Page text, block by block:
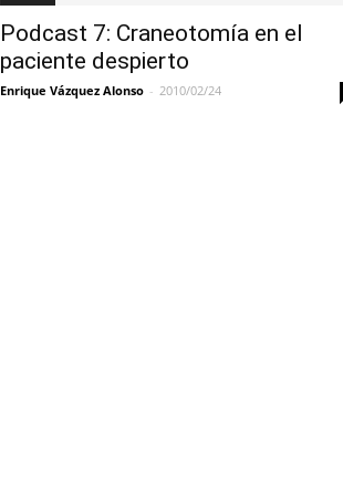
Podcast 7: Craneotomía en el
paciente despierto
Enrique Vázquez Alonso - 2010/02/24